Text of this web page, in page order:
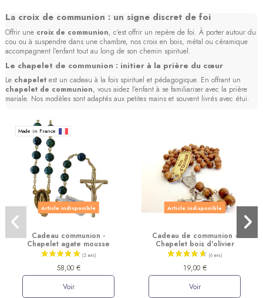
La croix de communion : un signe discret de foi
Offrir une croix de communion, c’est offrir un repère de foi. À porter autour du
cou ou à suspendre dans une chambre, nos croix en bois, métal ou céramique
accompagnent l’enfant tout au long de son chemin spirituel.
Le chapelet de communion : initier à la prière du cœur
Le chapelet est un cadeau à la fois spirituel et pédagogique. En offrant un
chapelet de communion, vous aidez l’enfant à se familiariser avec la prière
mariale. Nos modèles sont adaptés aux petites mains et souvent livrés avec étui.
Made in France
Article indisponible
Cadeau communion -
Chapelet agate mousse
58,00 €
Voir
Article indisponible
Cadeau de communion -
Chapelet bois d'olivier
19,00 €
Voir